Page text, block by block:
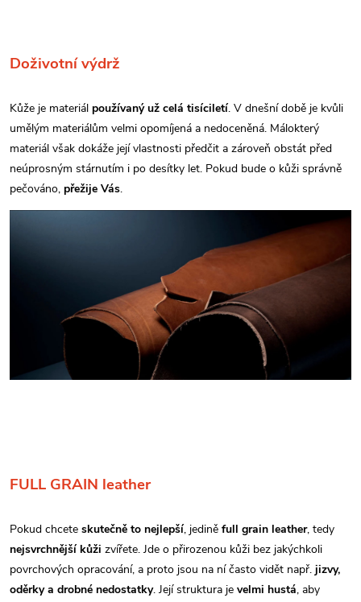
Doživotní výdrž
Kůže je materiál používaný už celá tisíciletí. V dnešní době je kvůli
umělým materiálům velmi opomíjená a nedoceněná. Málokterý
materiál však dokáže její vlastnosti předčit a zároveň obstát před
neúprosným stárnutím i po desítky let. Pokud bude o kůži správně
pečováno, přežije Vás.
FULL GRAIN leather
Pokud chcete skutečně to nejlepší, jedině full grain leather, tedy
nejsvrchnější kůži zvířete. Jde o přirozenou kůži bez jakýchkoli
povrchových opracování, a proto jsou na ní často vidět např. jizvy,
oděrky a drobné nedostatky. Její struktura je velmi hustá, aby